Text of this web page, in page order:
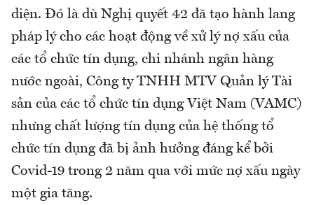
diện. Đó là dù Nghị quyết 42 đã tạo hành lang
pháp lý cho các hoạt động về xử lý nợ xấu của
các tổ chức tín dụng, chi nhánh ngân hàng
nước ngoài, Công ty TNHH MTV Quản lý Tài
sản của các tổ chức tín dụng Việt Nam (VAMC)
nhưng chất lượng tín dụng của hệ thống tổ
chức tín dụng đã bị ảnh hưởng đáng kể bởi
Covid-19 trong 2 năm qua với mức nợ xấu ngày
một gia tăng.